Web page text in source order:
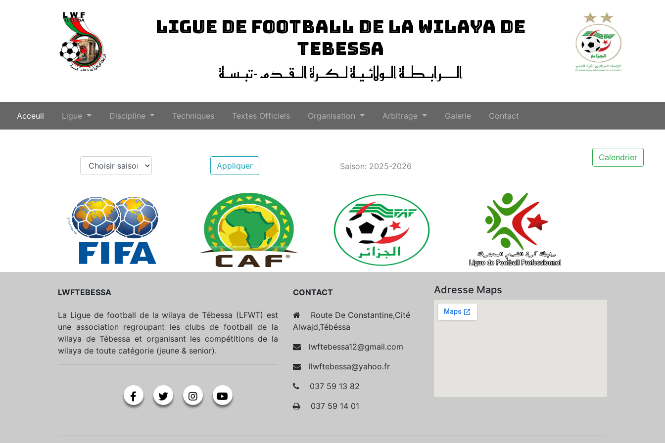
LIGUE DE FOOTBALL DE LA WILAYA DE
TEBESSA
الـــرابـطـة الـولائـيـة لـكـرة الـقـدم -تبـسـة
Acceuil (current)
Ligue Discipline Techniques Textes Officiels Organisation Arbitrage Galerie Contact
Calendrier
Appliquer
Saison: 2025-2026
LWFTEBESSA
La Ligue de football de la wilaya de Tébessa (LFWT) est
une association regroupant les clubs de football de la
wilaya de Tébessa et organisant les compétitions de la
wilaya de toute catégorie (jeune & senior).
CONTACT
Route De Constantine,Cité
Alwajd,Tébéssa
lwftebessa12@gmail.com
llwftebessa@yahoo.fr
037 59 13 82
037 59 14 01
Adresse Maps